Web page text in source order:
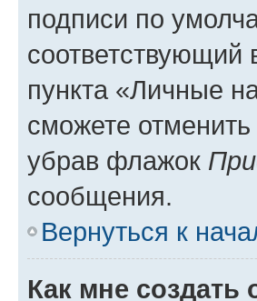
подписи по
пункта «Личные
сможете
убрав флажок
сообщения.
Вернуться к
Как мне создать